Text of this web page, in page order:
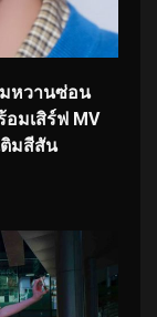
มหวานซ่อน
อมเสิร์ฟ MV
ติมสีสัน